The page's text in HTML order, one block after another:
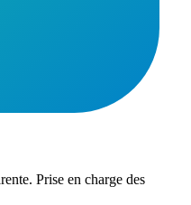
Prise en charge des